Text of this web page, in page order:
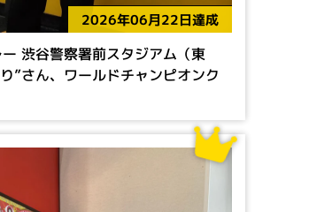
2026年06月22日達成
渋谷警察署前スタジアム（東
”さん、ワールドチャンピオンク